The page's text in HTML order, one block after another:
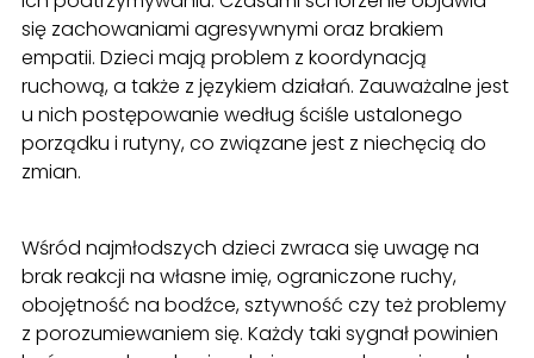
się zachowaniami agresywnymi oraz brakiem
empatii. Dzieci mają problem z koordynacją
ruchową, a także z językiem działań. Zauważalne jest
u nich postępowanie według ściśle ustalonego
porządku i rutyny, co związane jest z niechęcią do
zmian.
Wśród najmłodszych dzieci zwraca się uwagę na
brak reakcji na własne imię, ograniczone ruchy,
obojętność na bodźce, sztywność czy też problemy
z porozumiewaniem się. Każdy taki sygnał powinien